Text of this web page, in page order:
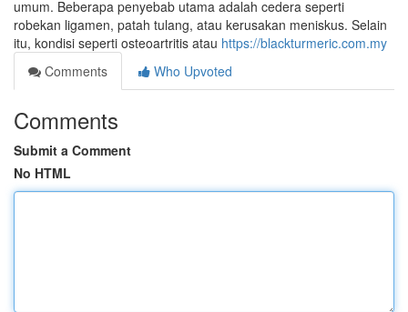
umum. Beberapa penyebab utama adalah cedera seperti
robekan ligamen, patah tulang, atau kerusakan meniskus. Selain
itu, kondisi seperti osteoartritis atau https://blackturmeric.com.my
Comments
Who Upvoted
Comments
Submit a Comment
No HTML